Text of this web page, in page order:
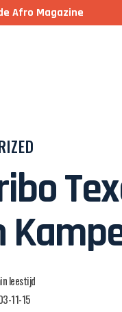
Afro Magazine
11-15
leestijd